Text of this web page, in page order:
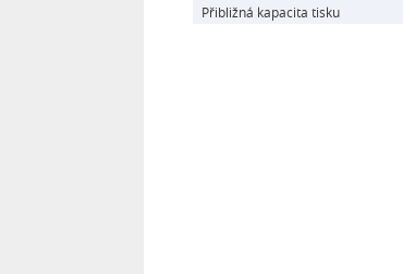
Přibližná kapacita tisku